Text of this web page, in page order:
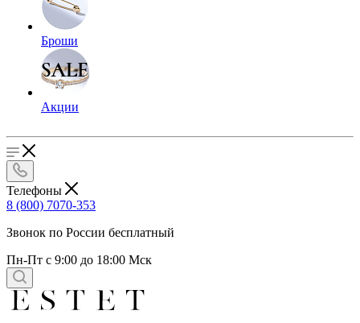
Броши
Акции
Телефоны
8 (800) 7070-353
Звонок по России бесплатный
Пн-Пт с 9:00 до 18:00 Мск